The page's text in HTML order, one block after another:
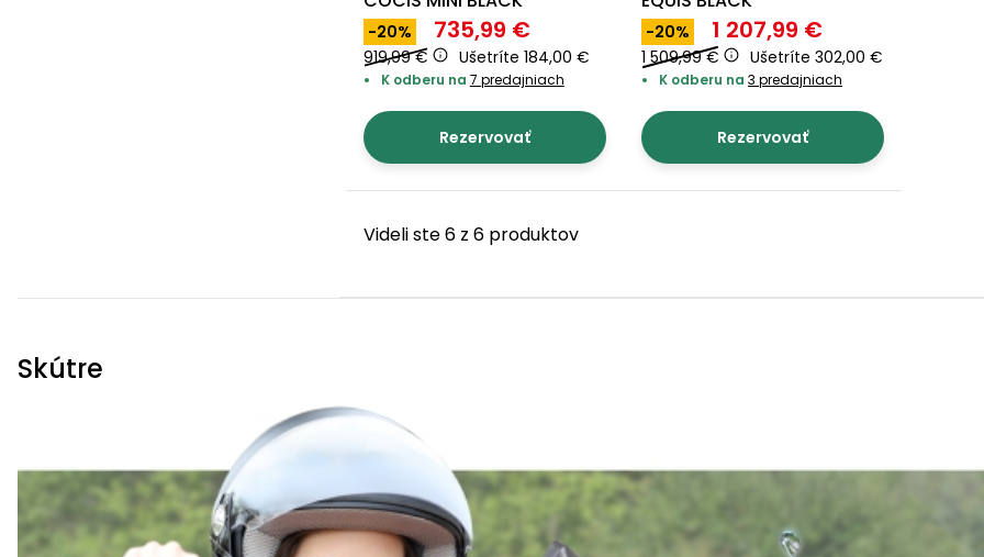
-20% 735,99 €
919,99 € Ušetríte 184,00 €
K odberu na 7 predajniach
Rezervovať
-20% 1 207,99 €
1 509,99 € Ušetríte 302,00 €
K odberu na3 predajniach
Rezervovať
Videli ste 6 z 6 produktov
Skútre